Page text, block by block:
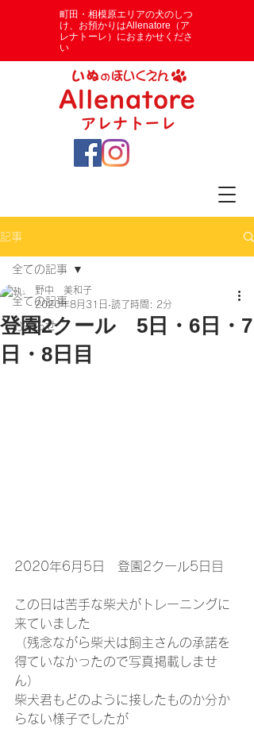
​町田・相模原エリアの犬のしつ
け、お預かりはAllenatore（ア
レナトーレ）におまかせくださ
い
記事
全ての記事
お知らせ
全ての記事
登園2クール 5日・6日・7
日・8日目
野中 美和子
2020年8月31日 読了時間: 2分
2020年6月5日　登園2クール5日目
この日は苦手な柴犬がトレーニングに
来ていました
（残念ながら柴犬は飼主さんの承諾を
得ていなかったので写真掲載しませ
ん）
柴犬君もどのように接したものか分か
らない様子でしたが